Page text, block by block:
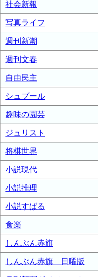
社会新報
写真ライフ
週刊新潮
週刊文春
自由民主
シュプール
趣味の園芸
ジュリスト
将棋世界
小説現代
小説推理
小説すばる
食楽
しんぶん赤旗
しんぶん赤旗 日曜版